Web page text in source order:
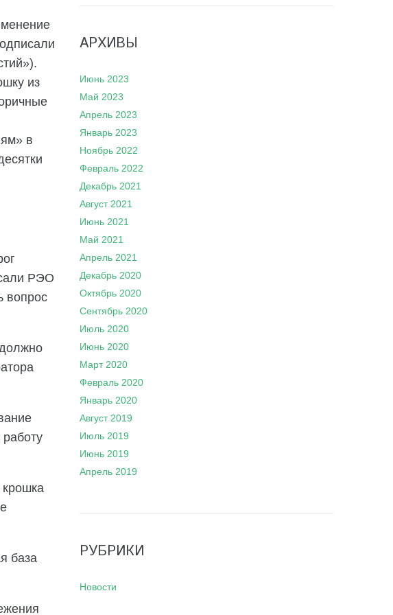
из
в
РЭО
вопрос
база
АРХИВЫ
Июнь 2023
Май 2023
Апрель 2023
Январь 2023
Ноябрь 2022
Февраль 2022
Декабрь 2021
Август 2021
Июнь 2021
Май 2021
Апрель 2021
Декабрь 2020
Октябрь 2020
Сентябрь 2020
Июль 2020
Июнь 2020
Март 2020
Февраль 2020
Январь 2020
Август 2019
Июль 2019
Июнь 2019
Апрель 2019
РУБРИКИ
Новости